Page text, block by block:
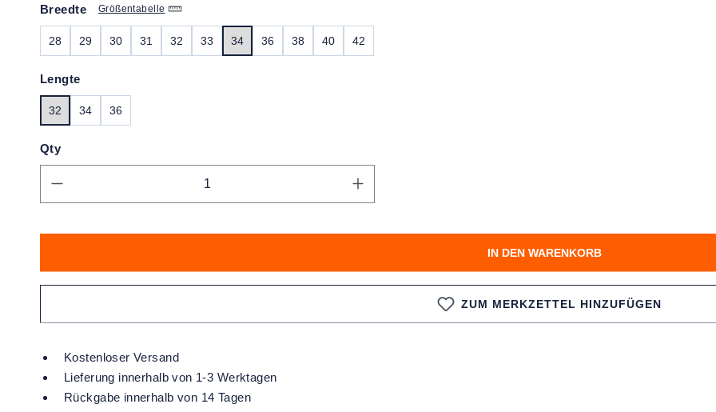
Größentabelle
Breedte
28 29 30 31 32 33 34 36 38 40 42
Lengte
32 34 36
Qty
Produkt Anzahl: Gib den gewünschten Wert ein oder benutze die
IN DEN WARENKORB
ZUM MERKZETTEL HINZUFÜGEN
Kostenloser Versand
Lieferung innerhalb von 1-3 Werktagen
Rückgabe innerhalb von 14 Tagen